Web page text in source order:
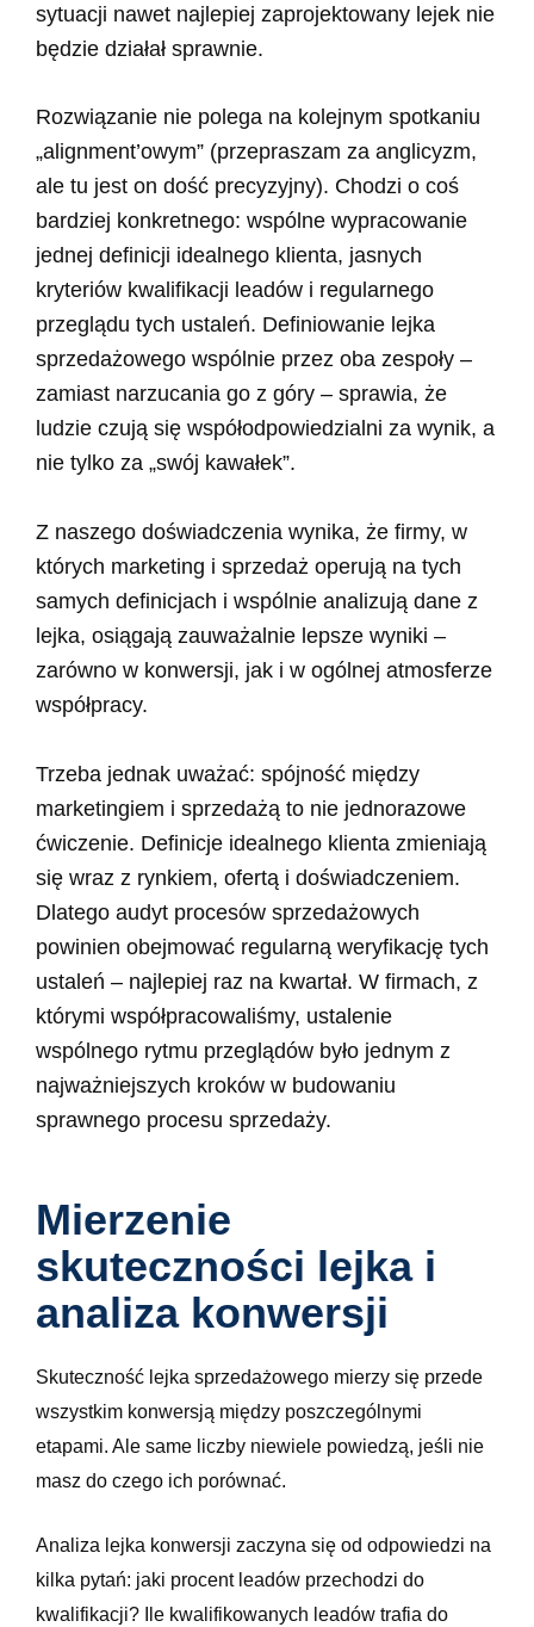
sytuacji nawet najlepiej zaprojektowany lejek nie
będzie działał sprawnie.
Rozwiązanie nie polega na kolejnym spotkaniu
„alignment’owym” (przepraszam za anglicyzm,
ale tu jest on dość precyzyjny). Chodzi o coś
bardziej konkretnego: wspólne wypracowanie
jednej definicji idealnego klienta, jasnych
kryteriów kwalifikacji leadów i regularnego
przeglądu tych ustaleń. Definiowanie lejka
sprzedażowego wspólnie przez oba zespoły –
zamiast narzucania go z góry – sprawia, że
ludzie czują się współodpowiedzialni za wynik, a
nie tylko za „swój kawałek”.
Z naszego doświadczenia wynika, że firmy, w
których marketing i sprzedaż operują na tych
samych definicjach i wspólnie analizują dane z
lejka, osiągają zauważalnie lepsze wyniki –
zarówno w konwersji, jak i w ogólnej atmosferze
współpracy.
Trzeba jednak uważać: spójność między
marketingiem i sprzedażą to nie jednorazowe
ćwiczenie. Definicje idealnego klienta zmieniają
się wraz z rynkiem, ofertą i doświadczeniem.
Dlatego audyt procesów sprzedażowych
powinien obejmować regularną weryfikację tych
ustaleń – najlepiej raz na kwartał. W firmach, z
którymi współpracowaliśmy, ustalenie
wspólnego rytmu przeglądów było jednym z
najważniejszych kroków w budowaniu
sprawnego procesu sprzedaży.
Mierzenie
skuteczności lejka i
analiza konwersji
Skuteczność lejka sprzedażowego mierzy się przede
wszystkim konwersją między poszczególnymi
etapami. Ale same liczby niewiele powiedzą, jeśli nie
masz do czego ich porównać.
Analiza lejka konwersji zaczyna się od odpowiedzi na
kilka pytań: jaki procent leadów przechodzi do
kwalifikacji? Ile kwalifikowanych leadów trafia do